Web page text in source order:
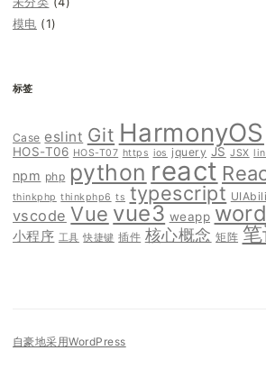
模电 (1)
标签
Case eslint Git HarmonyOS
HOS-T06 HOS-T07 https ios jquery JS JSX
npm php python react
thinkphp thinkphp6 ts typescript
vscode Vue vue3 weapp
小程序 工具 快捷键 插件 核心概念 矩阵
自豪地采用WordPress